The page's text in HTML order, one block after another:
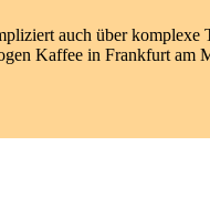
auch über komplexe
Kaffee in Frankfurt am